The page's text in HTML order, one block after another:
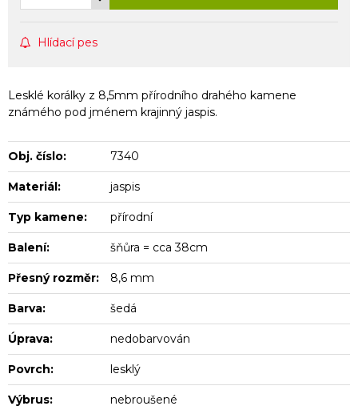
Hlídací pes
Lesklé korálky z 8,5mm přírodního drahého kamene
známého pod jménem krajinný jaspis.
Obj. číslo: 7340
Materiál: jaspis
Typ kamene: přírodní
Balení: šňůra = cca 38cm
Přesný rozměr: 8,6 mm
Barva: šedá
Úprava: nedobarvován
Povrch: lesklý
Výbrus: nebroušené